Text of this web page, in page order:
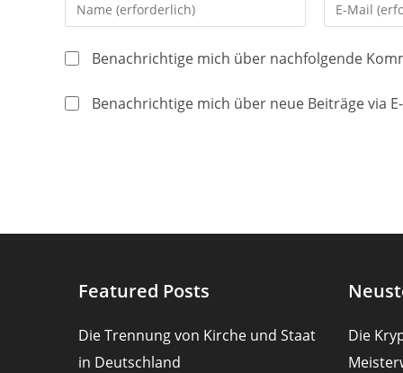
deinen
Namen
Benutzernamen
deine
Mail-
Adresse
Benachrichtige mich über nachfolgende
Benachrichtige mich über neue Beiträge via
Featured Posts
Die Trennung von Kirche und Staat
in Deutschland
Die